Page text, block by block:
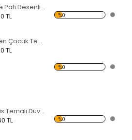
4 Köpek ve Pati Desenli Temalı Duvar Sticker
TL %0
Kalp Üfleyen Çocuk Temalı Duvar Sticker
TL
%0
Renkli Tetris Temalı Duvar Sticker
TL %0